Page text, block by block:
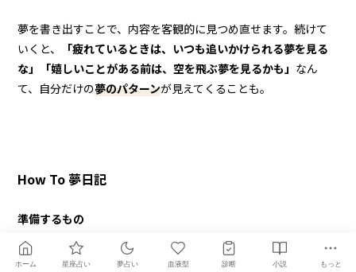
夢を書き出すことで、内容を客観的に見つめ直せます。続けて
いくと、
「疲れているときは、いつも追いかけられる夢を見る
な」「嬉しいことがある前は、空を飛ぶ夢を見るかも」 なん
て、自分だけの夢のパターンが見えてくることも。
How To 夢日記
準備するもの
枕元にお気に入りのノートとペン、もしくはスマホのメモアプ
ホーム 星座占い 夢占い 血液型 診断 小説 もっと